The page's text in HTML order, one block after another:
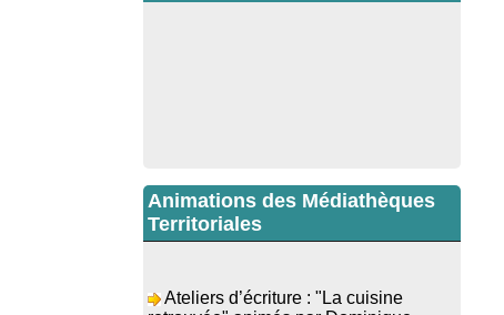
Animations des Médiathèques
Territoriales
retrouvée" animés par Dominique